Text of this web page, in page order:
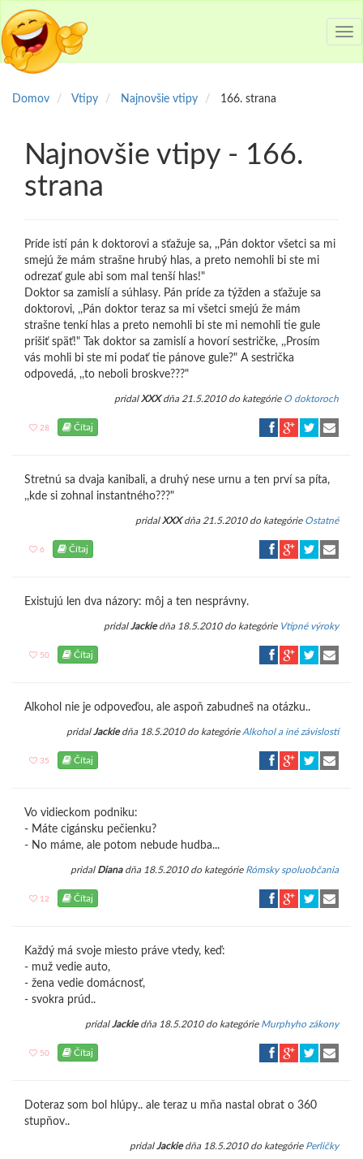
Domov Vtipy Najnovšie vtipy 166. strana
Najnovšie vtipy - 166.
strana
Príde istí pán k doktorovi a sťažuje sa, ,,Pán doktor všetci sa mi
smejú že mám strašne hrubý hlas, a preto nemohli bi ste mi
odrezať gule abi som mal tenší hlas!"
Doktor sa zamislí a súhlasy. Pán príde za týžden a sťažuje sa
doktorovi, ,,Pán doktor teraz sa mi všetci smejú že mám
strašne tenkí hlas a preto nemohli bi ste mi nemohli tie gule
prišiť späť!" Tak doktor sa zamislí a hovorí sestričke, ,,Prosím
vás mohli bi ste mi podať tie pánove gule?" A sestrička
odpovedá, ,,to neboli broskve???"
pridal XXXdňa 21.5.2010 do kategórie O doktoroch
28 Čítaj
Stretnú sa dvaja kanibali, a druhý nese urnu a ten prví sa píta,
,,kde si zohnal instantného???"
pridal XXXdňa 21.5.2010 do kategórie Ostatné
6 Čítaj
Existujú len dva názory: môj a ten nesprávny.
pridalJackiedňa 18.5.2010 do kategórie Vtipné výroky
50 Čítaj
Alkohol nie je odpoveďou, ale aspoň zabudneš na otázku..
pridalJackiedňa 18.5.2010 do kategórie Alkohol a iné závislosti
35 Čítaj
Vo vidieckom podniku:
- Máte cigánsku pečienku?
- No máme, ale potom nebude hudba...
pridal Dianadňa 18.5.2010 do kategórie Rómsky spoluobčania
12 Čítaj
Každý má svoje miesto práve vtedy, keď:
- muž vedie auto,
- žena vedie domácnosť,
- svokra prúd..
pridalJackiedňa 18.5.2010 do kategórie Murphyho zákony
50 Čítaj
Doteraz som bol hlúpy.. ale teraz u mňa nastal obrat o 360
stupňov..
pridalJackiedňa 18.5.2010 do kategórie Perličky